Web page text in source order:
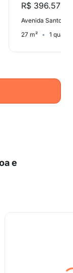
R$ 396.576
27 m² 1 quarto
e